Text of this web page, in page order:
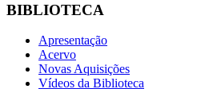
BIBLIOTECA
Apresentação
Acervo
Novas Aquisições
Vídeos da Biblioteca